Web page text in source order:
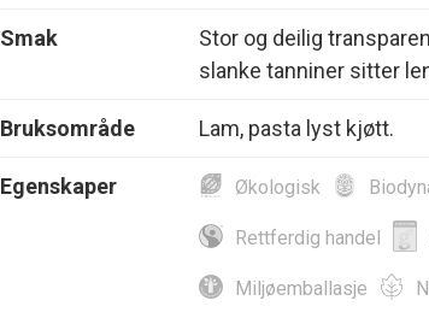
Smak
Stor og deilig
slanke tanniner sitter
Bruksområde Lam, pasta lyst kjøtt.
Egenskaper Økologisk
Rettferdig handel
Miljøemballasje